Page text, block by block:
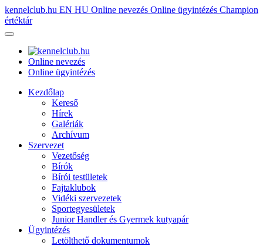
kennelclub.hu EN HU Online nevezés Online ügyintézés Champion
értéktár
Online nevezés
Online ügyintézés
Kezdőlap
Kereső
Hírek
Galériák
Archívum
Szervezet
Vezetőség
Bírók
Bírói testületek
Fajtaklubok
Vidéki szervezetek
Sportegyesületek
Junior Handler és Gyermek kutyapár
Ügyintézés
Letölthető dokumentumok